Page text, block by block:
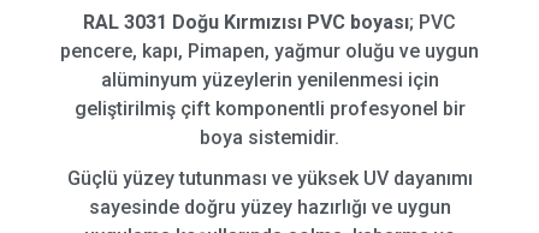
RAL 3031 Doğu Kırmızısı PVC boyası; PVC
pencere, kapı, Pimapen, yağmur oluğu ve uygun
alüminyum yüzeylerin yenilenmesi için
geliştirilmiş çift komponentli profesyonel bir
boya sistemidir.
Güçlü yüzey tutunması ve yüksek UV dayanımı
sayesinde doğru yüzey hazırlığı ve uygun